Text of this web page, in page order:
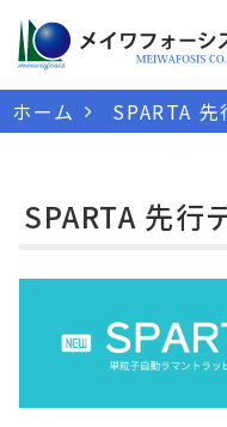
ホーム SPARTA
SPARTA 先行